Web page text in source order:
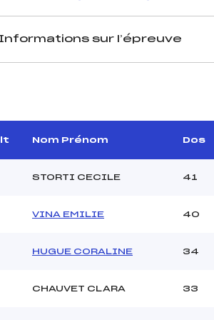
sur l’épreuve
Adjoint :
Epreuve :
appliquée :
Nom Prénom Dos
STORTI CECILE 41
VINA EMILIE 40
HUGUE CORALINE 34
CHAUVET CLARA 33